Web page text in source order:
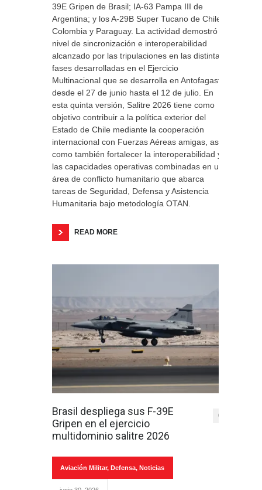
39E Gripen de Brasil; IA-63 Pampa III de
Argentina; y los A-29B Super Tucano de Chile,
Colombia y Paraguay. La actividad demostró el
nivel de sincronización e interoperabilidad
alcanzado por las tripulaciones en las distintas
fases desarrolladas en el Ejercicio
Multinacional que se desarrolla en Antofagasta
desde el 27 de junio hasta el 12 de julio. En
esta quinta versión, Salitre 2026 tiene como
objetivo contribuir a la política exterior del
Estado de Chile mediante la cooperación
internacional con Fuerzas Aéreas amigas, así
como también fortalecer la interoperabilidad y
las capacidades operativas combinadas en un
área de conflicto humanitario que abarca
tareas de Seguridad, Defensa y Asistencia
Humanitaria bajo metodología OTAN.
READ MORE
Brasil despliega sus F-39E
Gripen en el ejercicio
multidominio salitre 2026
0
Aviación Militar, Defensa, Noticias